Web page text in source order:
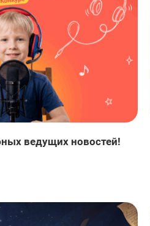
ведущих новостей!